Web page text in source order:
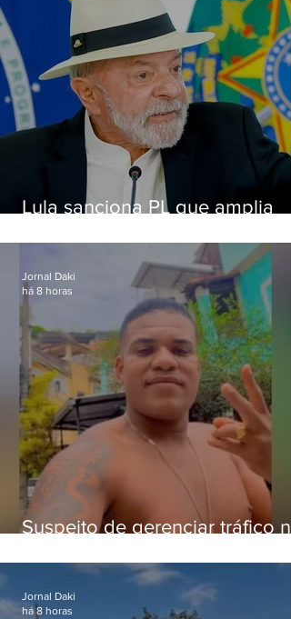
Lula sanciona PL que amplia
crianças
Suspeito de gerenciar tráfico na
foragido
Jornal Daki
há 8 horas
Jornal Daki
há 8 horas